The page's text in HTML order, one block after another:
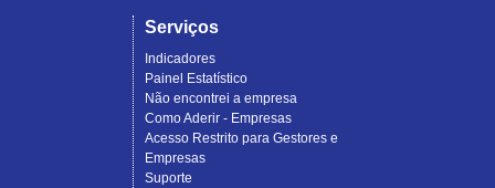
Serviços
Indicadores
Painel Estatístico
Não encontrei a empresa
Como Aderir - Empresas
Acesso Restrito para Gestores e
Empresas
Suporte